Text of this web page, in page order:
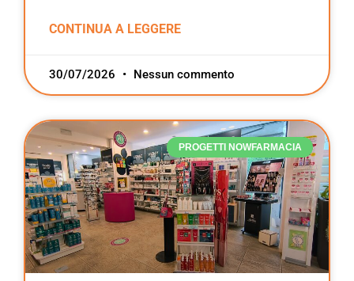
CONTINUA A LEGGERE
30/07/2026 Nessun commento
PROGETTI NOWFARMACIA